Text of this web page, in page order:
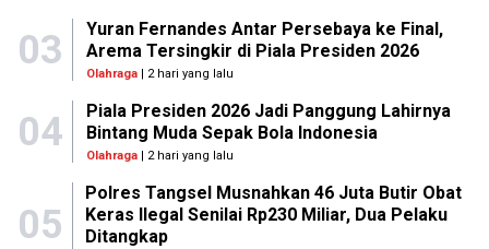
03
Yuran Fernandes Antar Persebaya ke Final,
Arema Tersingkir di Piala Presiden 2026
Olahraga| 2 hari yang lalu
04
Piala Presiden 2026 Jadi Panggung Lahirnya
Bintang Muda Sepak Bola Indonesia
Olahraga| 2 hari yang lalu
05
Polres Tangsel Musnahkan 46 Juta Butir Obat
Keras Ilegal Senilai Rp230 Miliar, Dua Pelaku
Ditangkap